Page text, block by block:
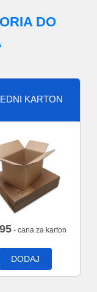
DO
KARTON
- cana za karton
DODAJ